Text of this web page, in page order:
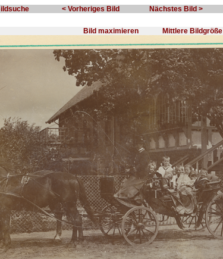
< Vorheriges Bild Nächstes Bild >
Mittlere Bildgröße
Bild maximieren